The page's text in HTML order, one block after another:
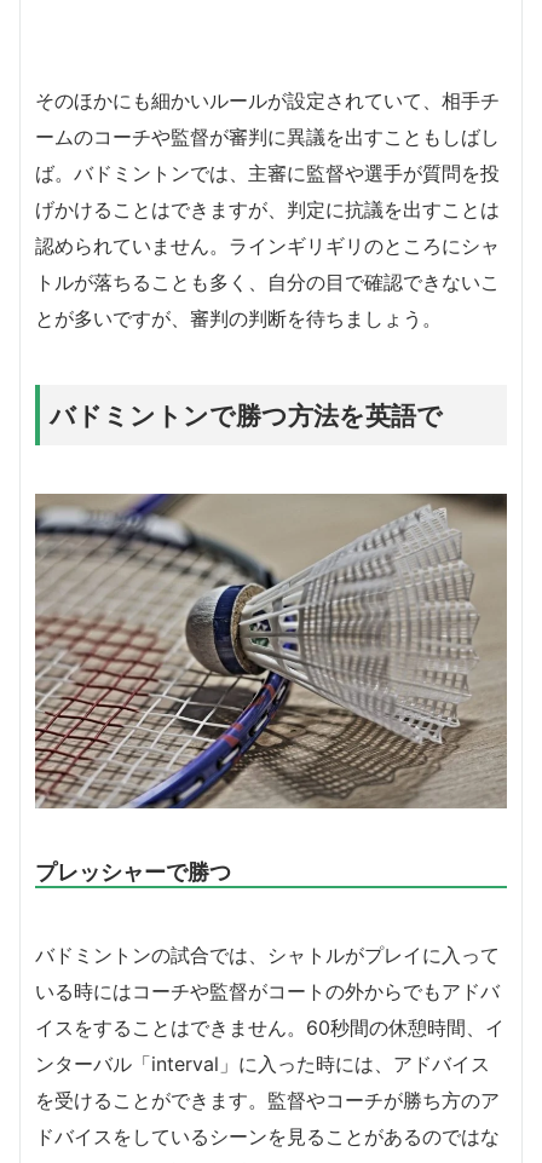
そのほかにも細かいルールが設定されていて、相手チ
ームのコーチや監督が審判に異議を出すこともしばし
ば。バドミントンでは、主審に監督や選手が質問を投
げかけることはできますが、判定に抗議を出すことは
認められていません。ラインギリギリのところにシャ
トルが落ちることも多く、自分の目で確認できないこ
とが多いですが、審判の判断を待ちましょう。
バドミントンで勝つ方法を英語で
プレッシャーで勝つ
バドミントンの試合では、シャトルがプレイに入って
いる時にはコーチや監督がコートの外からでもアドバ
イスをすることはできません。60秒間の休憩時間、イ
ンターバル「interval」に入った時には、アドバイス
を受けることができます。監督やコーチが勝ち方のア
ドバイスをしているシーンを見ることがあるのではな